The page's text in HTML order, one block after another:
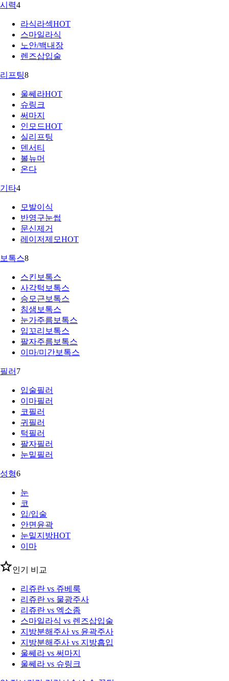
시력4
라식라섹HOT
스마일라식
노안/백내장
렌즈삽입술
리프팅8
울쎄라HOT
슈링크
써마지
인모드HOT
실리프팅
덴서티
볼뉴머
온다
기타4
모발이식
반영구눈썹
문신제거
레이저제모HOT
보톡스8
스킨보톡스
사각턱보톡스
승모근보톡스
침샘보톡스
눈가주름보톡스
입꼬리보톡스
팔자주름보톡스
이마/미간보톡스
필러 7
입술필러
이마필러
코필러
귀필러
턱필러
팔자필러
눈밑필러
성형6
눈
코
입/입술
안면윤곽
눈밑지방HOT
이마
인기 비교
리쥬란 vs 쥬베룩
리쥬란 vs 물광주사
리쥬란 vs 엑소좀
스마일라식 vs 렌즈삽입술
지방분해주사 vs 윤곽주사
지방분해주사 vs 지방흡입
울쎄라 vs 써마지
울쎄라 vs 슈링크